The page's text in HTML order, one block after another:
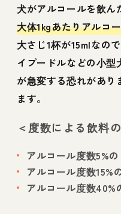
犬がアルコールを飲ん
大体1kgあたりアルコ
大さじ1杯が15mlなの
イプードルなどの小
が急変する恐れがあり
ます。
＜度数による飲料
アルコール度数5%
アルコール度数15%
アルコール度数40%